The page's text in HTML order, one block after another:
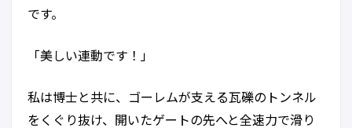
です。
「美しい連動です！」
私は博士と共に、ゴーレムが支える瓦礫のトンネル
をくぐり抜け、開いたゲートの先へと全速力で滑り